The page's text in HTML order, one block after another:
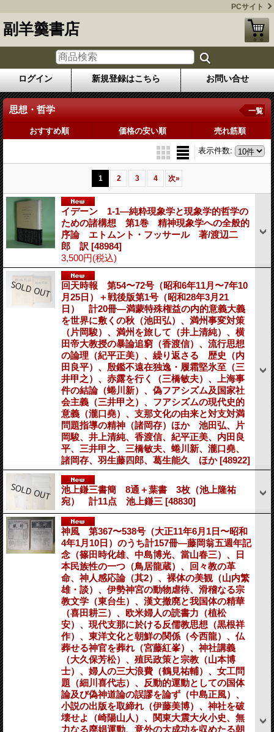
PCサイト
副羊羹書店
ログイン 新規登録はこちら お問い合せ
思想・哲学 一覧
おすすめ順 価格の安い順 売れ筋順
表示件数:
1 2 3 4 次»
イデーン 1-1―純粋現象学と現象学的哲学の
ための諸構想 第1巻 精神現象学への全般的
序論 エトムント・フッサール 著/渡辺二
郎 訳 [48984]
3,500円(税込)
回天時報 第54〜72号（昭和6年11月〜7年10
月25日）＋戦後版第1号（昭和28年3月21
日） 計20冊―満蒙特殊権益の内的意義大義
を世界に敷くの秋（池田弘）、満州事変対策
（片岡駿）、満州を旅して（井上清純）、横
田帝大教授の暴論追窮（香渡信）、流行思想
の論理（紀平正美）、繰り返さるゝ歴史（内
田良平）、殷鑑不遠在独逸・履霜堅氷至（三
井甲之）、赤露を行く（三橋敏夫）、上海事
件の結論（蜷川新）、偽フアシズム及国家社
会主義（三井甲之）、フアシズムの現代史的
意義（瀧口堯）、支那文化の由来と対支対満
問題指導の精神（諸岡存）ほか 池田弘、片
岡駿、井上清純、香渡信、紀平正美、内田良
平、三井甲之、三橋敏夫、蜷川新、瀧口堯、
諸岡存、羽生藤四郎、葛生能久 ほか[48922]
池上鎌三書簡 8通＋葉書 3枚（池上隆祐
宛） 計11点 池上鎌三 [48830]
神風 第367〜538号（大正11年6月1日〜昭和
4年1月10日）のうち計157冊―藤岡翁五週年記
念（篠田時化雄、中島博光、當山春三）、日
本民族性の一つ（鳥居龍蔵）、回々教の革
命、神人感応論（其2）、裸体の美観（山内繁
雄・談）、伊勢神宮の動物虐待、滑稽なる宗
教文学（東台生）、漢文撤廃と我国体の精華
（喜田耕三）、欧米婦人の読書力（植松
安）、現代支那に於ける反儒教思想（黒根祥
作）、東洋文化と朝鮮の関係（今西龍）、仏
葬せる神官を葬れ（宮藤紅峯）、神社講義
（大久保芳松）、殖民政策と宗教（山本博
士）、婦人の三大浪費（鶴見祐輔）、女工問
題（細川喜代志）、反動的運動としての国体
論及び偽神道論の誤謬を論ず（中島正風）、
小説の出版を取締れ（伊藤美博）、神社を破
壊せよ（崎陽山人）、関東大震大火小史、無
力なる廃娼運動、意外の大成功を収めたる朝